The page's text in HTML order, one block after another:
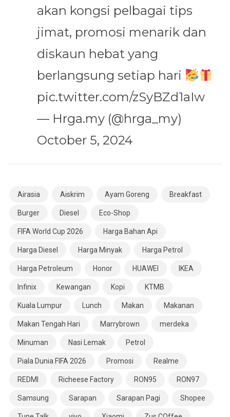
akan kongsi pelbagai tips
jimat, promosi menarik dan
diskaun hebat yang
berlangsung setiap hari
pic.twitter.com/zSyBZd1aIw
— Hrga.my (@hrga_my)
October 5, 2024
Airasia Aiskrim Ayam Goreng Breakfast
Burger Diesel Eco-Shop
FIFA World Cup 2026 Harga Bahan Api
Harga Diesel Harga Minyak Harga Petrol
Harga Petroleum Honor HUAWEI IKEA
Infinix Kewangan Kopi KTMB
Kuala Lumpur Lunch Makan Makanan
Makan Tengah Hari Marrybrown merdeka
Minuman Nasi Lemak Petrol
Piala Dunia FIFA 2026 Promosi Realme
REDMI Richeese Factory RON95 RON97
Samsung Sarapan Sarapan Pagi Shopee